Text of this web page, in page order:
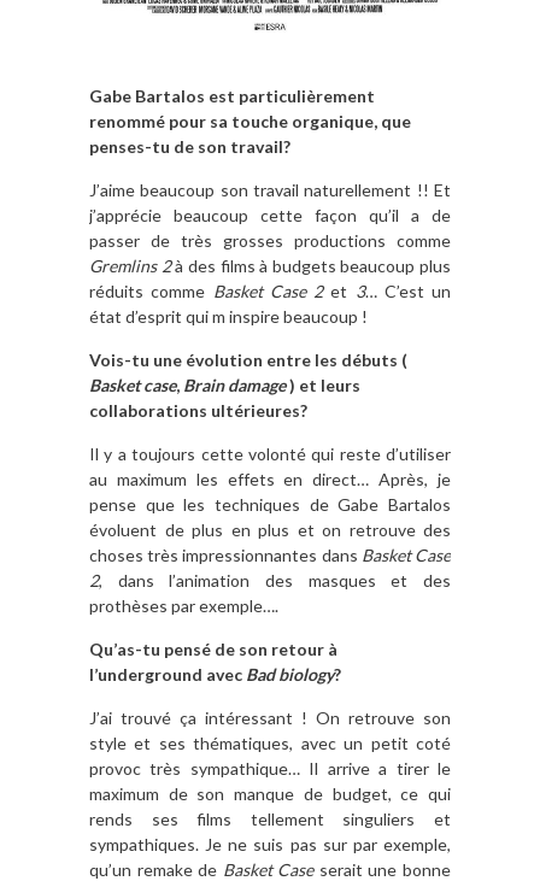
Gabe Bartalos est particulièrement
renommé pour sa touche organique, que
penses-tu de son travail?
J’aime beaucoup son travail naturellement !! Et
j’apprécie beaucoup cette façon qu’il a de
passer de très grosses productions comme
Gremlins 2à des films à budgets beaucoup plus
réduits comme Basket Case 2et 3… C’est un
état d’esprit qui m inspire beaucoup !
Vois-tu une évolution entre les débuts (
Basket case, Brain damage) et leurs
collaborations ultérieures?
Il y a toujours cette volonté qui reste d’utiliser
au maximum les effets en direct… Après, je
pense que les techniques de Gabe Bartalos
évoluent de plus en plus et on retrouve des
choses très impressionnantes dans Basket Case
2, dans l’animation des masques et des
prothèses par exemple….
Qu’as-tu pensé de son retour à
l’underground avec Bad biology?
J’ai trouvé ça intéressant ! On retrouve son
style et ses thématiques, avec un petit coté
provoc très sympathique… Il arrive a tirer le
maximum de son manque de budget, ce qui
rends ses films tellement singuliers et
sympathiques. Je ne suis pas sur par exemple,
qu’un remake de Basket Caseserait une bonne